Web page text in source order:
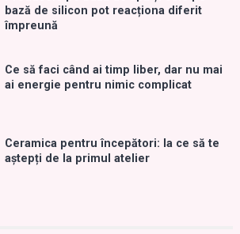
bază de silicon pot reacționa diferit
împreună
Ce să faci când ai timp liber, dar nu mai
ai energie pentru nimic complicat
Ceramica pentru începători: la ce să te
aștepți de la primul atelier